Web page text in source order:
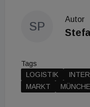
SP
Autor
Tags
LOGISTIK
MARKT